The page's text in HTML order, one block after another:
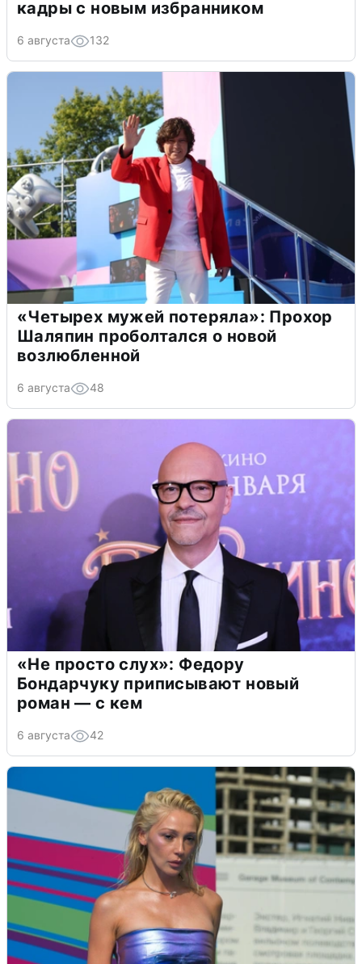
кадры с новым избранником
6 августа 132
«Четырех мужей потеряла»: Прохор
Шаляпин проболтался о новой
возлюбленной
6 августа 48
«Не просто слух»: Федору
Бондарчуку приписывают новый
роман — с кем
6 августа 42